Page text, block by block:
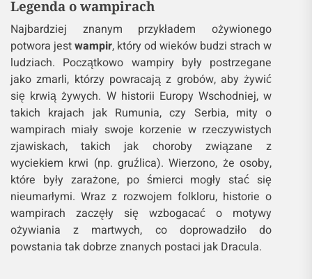
Legenda o wampirach
Najbardziej znanym przykładem ożywionego
potwora jestwampir, który od wieków budzi strach w
ludziach. Początkowo wampiry były postrzegane
jako zmarli, którzy powracają z grobów, aby żywić
się krwią żywych. W historii Europy Wschodniej, w
takich krajach jak Rumunia, czy Serbia, mity o
wampirach miały swoje korzenie w rzeczywistych
zjawiskach, takich jak choroby związane z
wyciekiem krwi (np. gruźlica). Wierzono, że osoby,
które były zarażone, po śmierci mogły stać się
nieumarłymi. Wraz z rozwojem folkloru, historie o
wampirach zaczęły się wzbogacać o motywy
ożywiania z martwych, co doprowadziło do
powstania tak dobrze znanych postaci jak Dracula.